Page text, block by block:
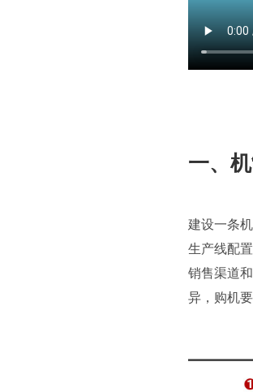
一、
建设一条
生产线配
销售渠道
异，购机